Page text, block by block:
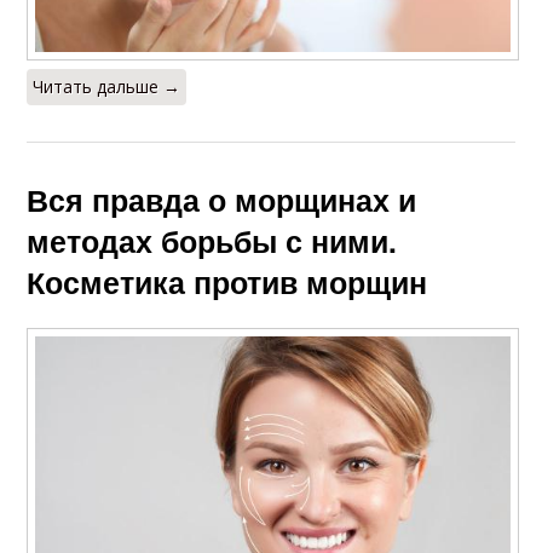
Читать дальше →
Вся правда о морщинах и
методах борьбы с ними.
Косметика против морщин